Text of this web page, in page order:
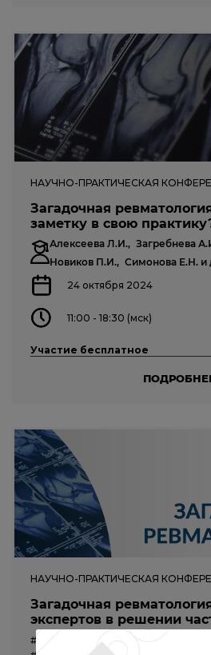
НАУЧНО-ПРАКТИЧЕСКАЯ
Загадочная
заметку в свою
Алексеева Л.И., Загребнева
Новиков П.И., Симонова Е.Н. и
24 октября 2024
11:00 - 18:30 (мск)
Участие бесплатное
НАУЧНО-ПРАКТИЧЕСКАЯ
Загадочная
экспертов в решении
#неврология